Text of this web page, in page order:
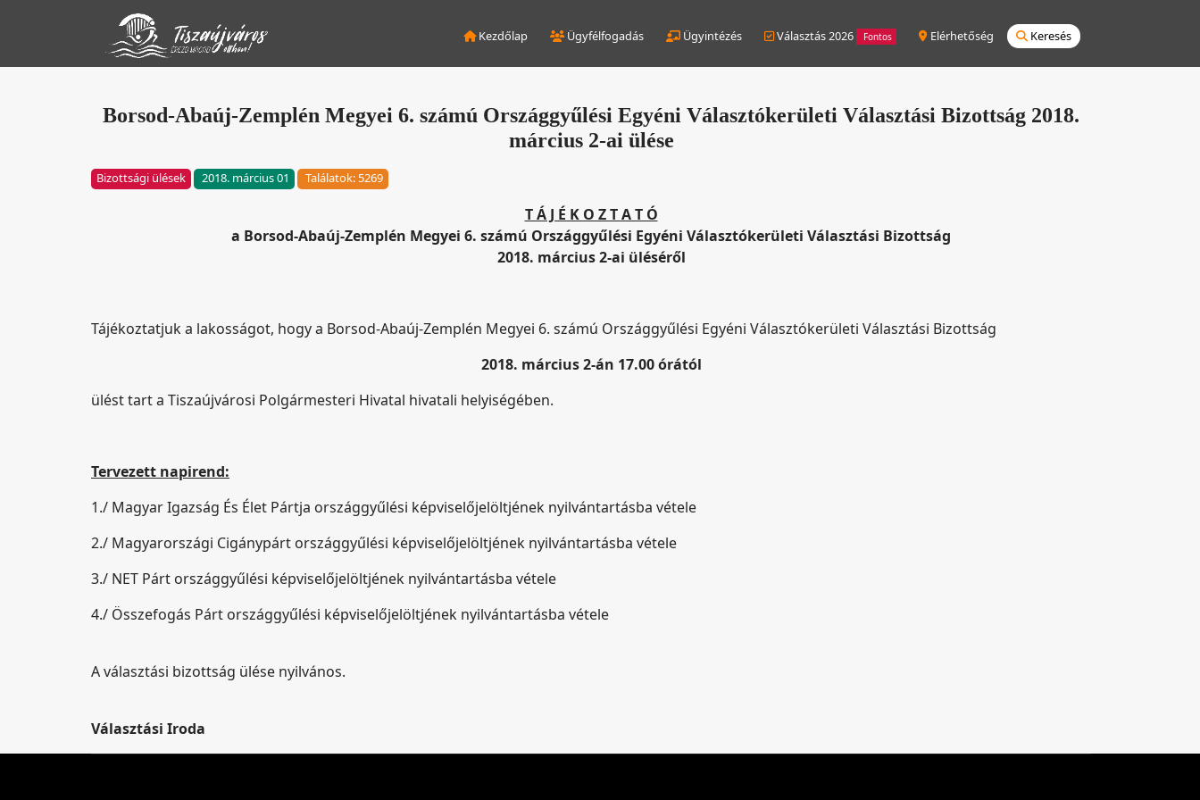
Kezdőlap Ügyfélfogadás Ügyintézés Választás 2026 Fontos Elérhetőség Keresés
Borsod-Abaúj-Zemplén Megyei 6. számú Országgyűlési Egyéni Választókerületi Választási Bizottság 2018.
március 2-ai ülése
Bizottsági ülések 2018. március 01 Találatok: 5269
T Á J É K O Z T A T Ó
a Borsod-Abaúj-Zemplén Megyei 6. számú Országgyűlési Egyéni Választókerületi Választási Bizottság
2018. március 2-ai üléséről
Tájékoztatjuk a lakosságot, hogy a Borsod-Abaúj-Zemplén Megyei 6. számú Országgyűlési Egyéni Választókerületi Választási Bizottság
2018. március 2-án 17.00 órától
ülést tart a Tiszaújvárosi Polgármesteri Hivatal hivatali helyiségében.
Tervezett napirend:
1./ Magyar Igazság És Élet Pártja országgyűlési képviselőjelöltjének nyilvántartásba vétele
2./ Magyarországi Cigánypárt országgyűlési képviselőjelöltjének nyilvántartásba vétele
3./ NET Párt országgyűlési képviselőjelöltjének nyilvántartásba vétele
4./ Összefogás Párt országgyűlési képviselőjelöltjének nyilvántartásba vétele
A választási bizottság ülése nyilvános.
Választási Iroda